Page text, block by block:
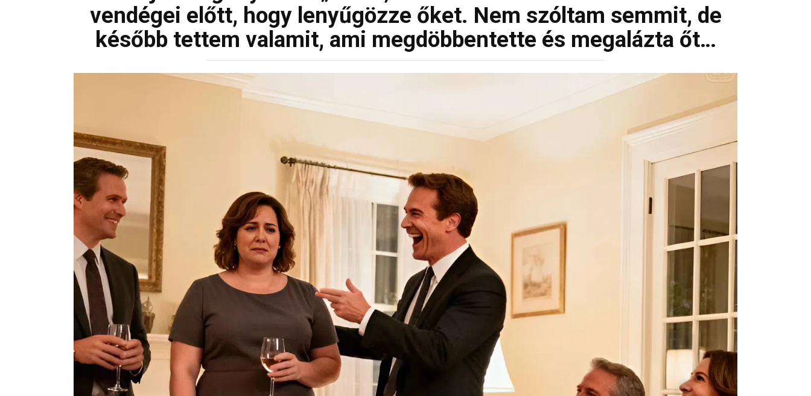
vendégei előtt, hogy lenyűgözze őket. Nem szóltam semmit, de
később tettem valamit, ami megdöbbentette és megalázta őt…